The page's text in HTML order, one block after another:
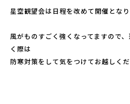
星空観望会は日程を改めて開催とな
風がものすごく強くなってますので
く際は
防寒対策をして気をつけてお越しくだ